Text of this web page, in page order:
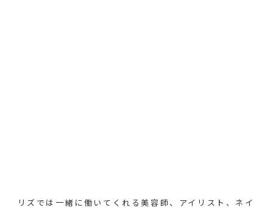
リズでは一緒に働いてくれる美容師、アイリスト、ネイ